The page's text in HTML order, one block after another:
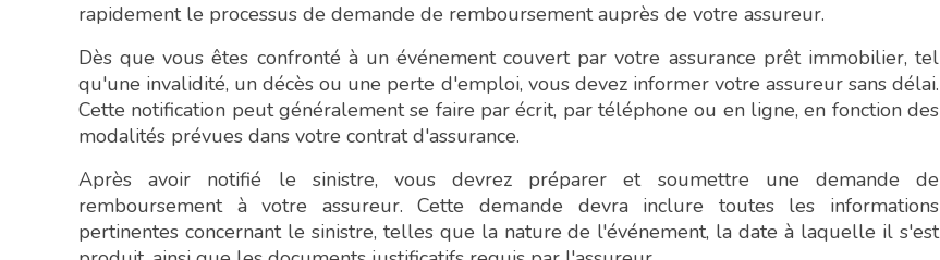
rapidement le processus de demande de remboursement auprès de votre assureur.
Dès que vous êtes confronté à un événement couvert par votre assurance prêt immobilier, tel
qu'une invalidité, un décès ou une perte d'emploi, vous devez informer votre assureur sans délai.
Cette notification peut généralement se faire par écrit, par téléphone ou en ligne, en fonction des
modalités prévues dans votre contrat d'assurance.
Après avoir notifié le sinistre, vous devrez préparer et soumettre une demande de
remboursement à votre assureur. Cette demande devra inclure toutes les informations
pertinentes concernant le sinistre, telles que la nature de l'événement, la date à laquelle il s'est